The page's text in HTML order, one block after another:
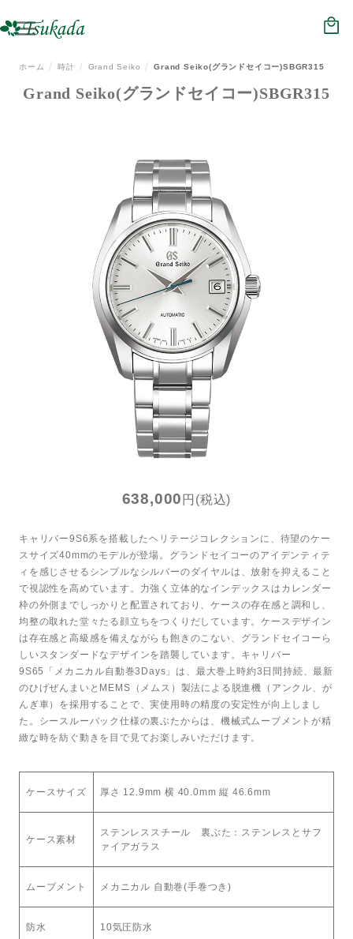
ジュエリー
時計
補聴器
会社概要
店舗情報
リクルート
トンプキンス
LINEで問い合わせ
ホーム 時計 Grand Seiko Grand Seiko(グランドセイコー)SBGR315
Grand Seiko(グランドセイコー)SBGR315
638,000 円(税込)
キャリバー9S6系を搭載したヘリテージコレクションに、待望のケー
スサイズ40mmのモデルが登場。グランドセイコーのアイデンティテ
ィを感じさせるシンプルなシルバーのダイヤルは、放射を抑えること
で視認性を高めています。力強く立体的なインデックスはカレンダー
枠の外側までしっかりと配置されており、ケースの存在感と調和し、
均整の取れた堂々たる顔立ちをつくりだしています。ケースデザイン
は存在感と高級感を備えながらも飽きのこない、グランドセイコーら
しいスタンダードなデザインを踏襲しています。キャリバー
9S65「メカニカル自動巻3Days」は、最大巻上時約3日間持続、最新
のひげぜんまいとMEMS（メムス）製法による脱進機（アンクル、が
んぎ車）を採用することで、実使用時の精度の安定性が向上しまし
た。シースルーバック仕様の裏ぶたからは、機械式ムーブメントが精
緻な時を紡ぐ動きを目で見てお楽しみいただけます。
ケースサイズ 厚さ 12.9mm 横 40.0mm 縦 46.6mm
ケース素材
ステンレススチール 裏ぶた：ステンレスとサフ
ァイアガラス
ムーブメント メカニカル 自動巻(手巻つき)
防水 10気圧防水